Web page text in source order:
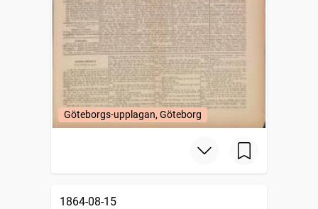
Göteborgs-upplagan, Göteborg
1864-08-15